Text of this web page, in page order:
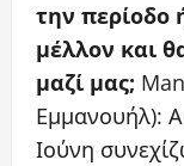
την περίοδο
μέλλον και
μαζί μας;
Εμμανουήλ):
Ιούνη